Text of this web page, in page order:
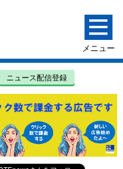
ニュース配信登録